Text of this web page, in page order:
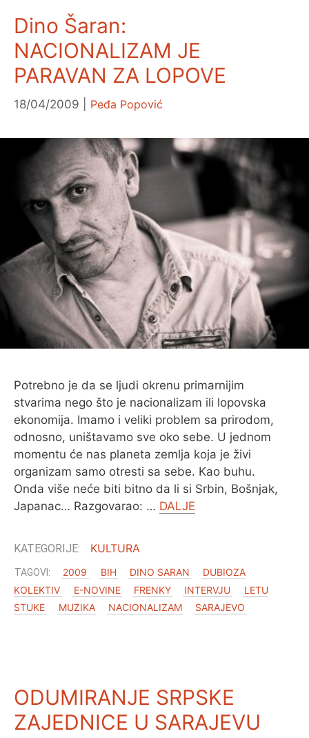
Dino Šaran:
NACIONALIZAM JE
PARAVAN ZA LOPOVE
18/04/2009 Peđa Popović
Potrebno je da se ljudi okrenu primarnijim
stvarima nego što je nacionalizam ili lopovska
ekonomija. Imamo i veliki problem sa prirodom,
odnosno, uništavamo sve oko sebe. U jednom
momentu će nas planeta zemlja koja je živi
organizam samo otresti sa sebe. Kao buhu.
Onda više neće biti bitno da li si Srbin, Bošnjak,
Japanac… Razgovarao: … DALJE
KULTURA
2009 BIH DINO SARAN
DUBIOZA
KOLEKTIV
E-NOVINE FRENKY INTERVJU
LETU
STUKE
MUZIKA NACIONALIZAM SARAJEVO
ODUMIRANJE SRPSKE
ZAJEDNICE U SARAJEVU